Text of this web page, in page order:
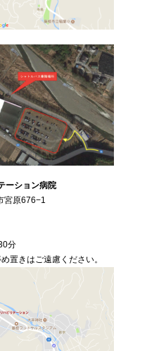
ーション病院
宮原676−1
分
置きはご遠慮ください。